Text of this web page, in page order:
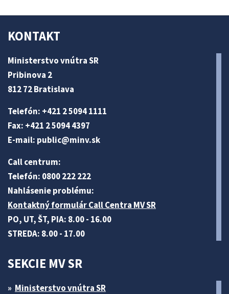
KONTAKT
Ministerstvo vnútra SR
Pribinova 2
812 72 Bratislava
Telefón: +421 2 5094 1111
Fax: +421 2 5094 4397
E-mail: public@minv.sk
Call centrum:
Telefón: 0800 222 222
Nahlásenie problému:
Kontaktný formulár Call Centra MV SR
PO, UT, ŠT, PIA: 8.00 - 16.00
STREDA: 8.00 - 17.00
SEKCIE MV SR
Ministerstvo vnútra SR